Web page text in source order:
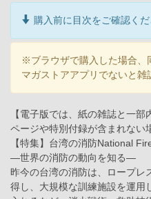
購入前に目次をご確認く
※ブラウザで購入した場合、
マガストアアプリでないと雑
【電子版では、紙の雑誌と一
ページや特別付録が含まれない
【特集】台湾の消防National
―世界の消防の動向を知る―
昨今の台湾の消防は、ロープレ
得し、大規模な訓練施設を運用